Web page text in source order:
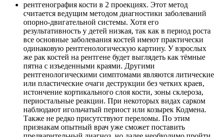
рентгенография кости в 2 проекциях. Этот метод
считается ведущим методом диагностики заболеваний
опорно-двигательной системы. Хотя его
результативность у детей низкая, так как в период роста
все основные заболевания костей имеют практически
одинаковую рентгенологическую картину. У взрослых
же рак костей на рентгене будет выглядеть как тёмные
пятна с изъеденными краями. Другими
рентгенологическими симптомами являются литические
или пластические очаги деструкции без четких краев,
истончение кортикального слоя кости, зоны склероза,
периостальные реакции. При некоторых видах сарком
наблюдают игольчатый периост или козырек Кодмена.
Также не редко присутствуют переломы. По этим
признакам опытный врач уже сможет поставить